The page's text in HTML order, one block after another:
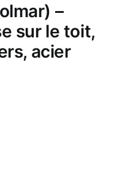
–
sur le toit,
acier